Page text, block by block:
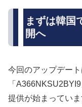
まずは韓国
開へ
今回のアップデー
「
提供が始まってい